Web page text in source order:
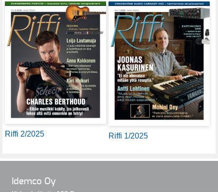
Riffi 2/2025 Riffi 1/2025
Idemco Oy